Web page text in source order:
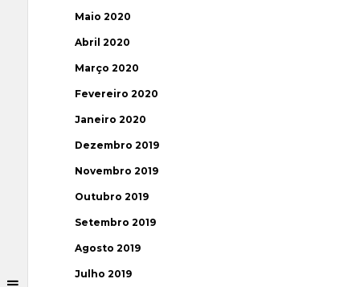
Maio 2020
Abril 2020
Março 2020
Fevereiro 2020
Janeiro 2020
Dezembro 2019
Novembro 2019
Outubro 2019
Setembro 2019
Agosto 2019
Julho 2019